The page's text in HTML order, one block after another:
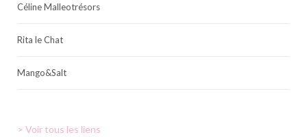
Céline Malleotrésors
Rita le Chat
Mango&Salt
> Voir tous les liens